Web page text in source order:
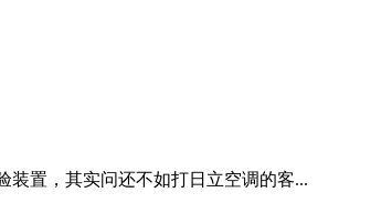
装置，其实问还不如打日立空调的客...